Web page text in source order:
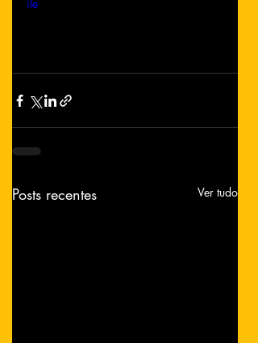
ile
Posts recentes Ver tudo